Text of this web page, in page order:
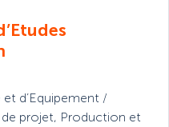
d’Equipement
projet, Production et